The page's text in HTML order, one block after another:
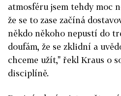
atmosféru jsem tehdy moc
že se to zase začíná
někdo někoho nepustí do
doufám, že se zklidní a
chceme užít," řekl Kraus o
disciplíně.